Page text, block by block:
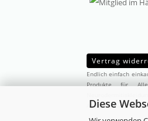
Diese
Vertrag
Endlich einfach
Produkte für
Allergikern